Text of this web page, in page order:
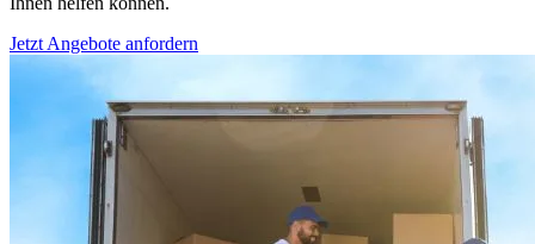
Jetzt Angebote anfordern